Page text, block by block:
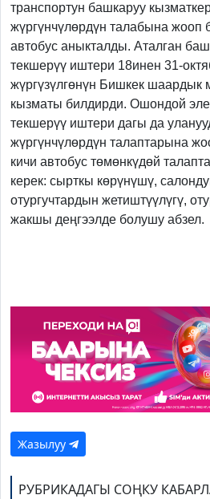
транспортун башкаруу
жүргүнчүлөрдүн талабына жооп
автобус аныкталды. Аталган
текшерүү иштери 18инен 31-
жүргүзүлгөнүн Бишкек шаардык
кызматы билдирди. Ошондой
текшерүү иштери дагы да
жүргүнчүлөрдүн талаптарына
кичи автобус төмөнкүдөй
керек: сырткы көрүнүшү,
отургучтардын жетиштүүлүгү,
жакшы деңгээлде болушу абзел.
Жазылуу
РУБРИКАДАГЫ СОҢКУ